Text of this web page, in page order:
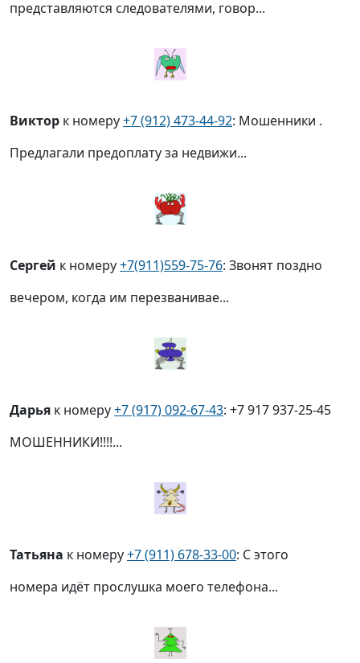
представляются следователями, говор...
Виктор к номеру+7 (912) 473-44-92: Мошенники .
Предлагали предоплату за недвижи...
Сергей к номеру+7(911)559-75-76: Звонят поздно
вечером, когда им перезванивае...
Дарья к номеру+7 (917) 092-67-43: +7 917 937-25-45
МОШЕННИКИ!!!!...
Татьяна к номеру+7 (911) 678-33-00: С этого
номера идёт прослушка моего телефона...